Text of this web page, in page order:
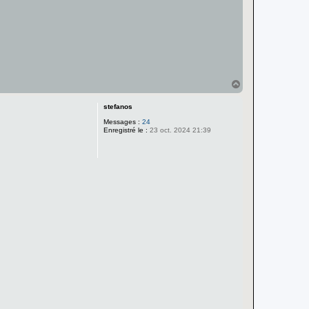
a
stefanos
Messages : 24
Enregistré le : 23 oct. 2024 21:39